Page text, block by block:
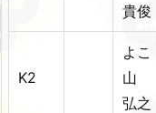
貴俊
K2
よこ
山
弘之